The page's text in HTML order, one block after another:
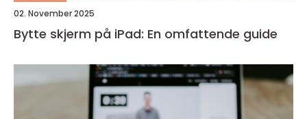
02. November 2025
Bytte skjerm på iPad: En omfattende guide